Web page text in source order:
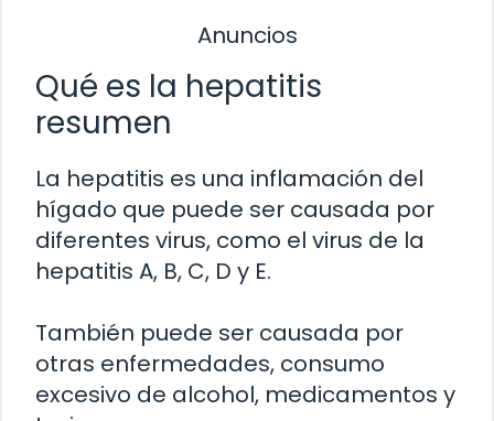
Anuncios
Qué es la hepatitis
resumen
La hepatitis es una inflamación del
hígado que puede ser causada por
diferentes virus, como el virus de la
hepatitis A, B, C, D y E.
También puede ser causada por
otras enfermedades, consumo
excesivo de alcohol, medicamentos y